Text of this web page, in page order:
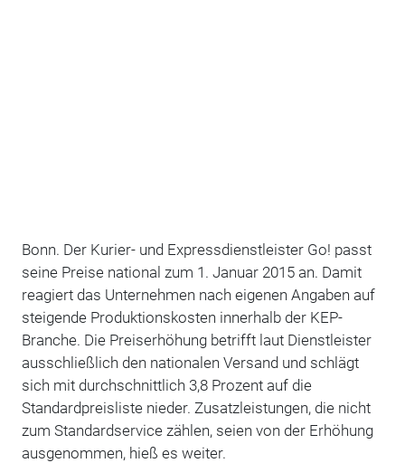
Bonn. Der Kurier- und Expressdienstleister Go! passt
seine Preise national zum 1. Januar 2015 an. Damit
reagiert das Unternehmen nach eigenen Angaben auf
steigende Produktionskosten innerhalb der KEP-
Branche. Die Preiserhöhung betrifft laut Dienstleister
ausschließlich den nationalen Versand und schlägt
sich mit durchschnittlich 3,8 Prozent auf die
Standardpreisliste nieder. Zusatzleistungen, die nicht
zum Standardservice zählen, seien von der Erhöhung
ausgenommen, hieß es weiter.